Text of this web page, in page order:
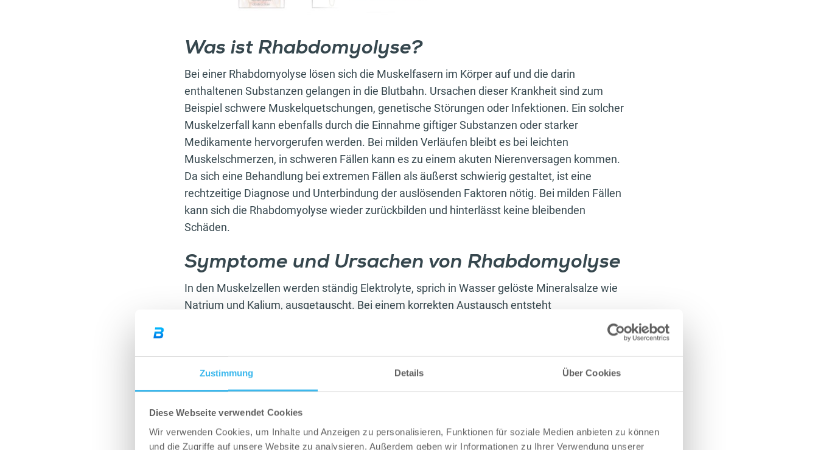
Zustimmung Details Über Cookies
Diese Webseite verwendet Cookies
Wir verwenden Cookies, um Inhalte und Anzeigen zu personalisieren, Funktionen für soziale Medien anbieten zu können
und die Zugriffe auf unsere Website zu analysieren. Außerdem geben wir Informationen zu Ihrer Verwendung unserer
Was ist Rhabdomyolyse?
Bei einer Rhabdomyolyse lösen sich die Muskelfasern im Körper auf und die darin
enthaltenen Substanzen gelangen in die Blutbahn. Ursachen dieser Krankheit sind zum
Beispiel schwere Muskelquetschungen, genetische Störungen oder Infektionen. Ein solcher
Muskelzerfall kann ebenfalls durch die Einnahme giftiger Substanzen oder starker
Medikamente hervorgerufen werden. Bei milden Verläufen bleibt es bei leichten
Muskelschmerzen, in schweren Fällen kann es zu einem akuten Nierenversagen kommen.
Da sich eine Behandlung bei extremen Fällen als äußerst schwierig gestaltet, ist eine
rechtzeitige Diagnose und Unterbindung der auslösenden Faktoren nötig. Bei milden Fällen
kann sich die Rhabdomyolyse wieder zurückbilden und hinterlässt keine bleibenden
Schäden.
Symptome und Ursachen von Rhabdomyolyse
In den Muskelzellen werden ständig Elektrolyte, sprich in Wasser gelöste Mineralsalze wie
Natrium und Kalium, ausgetauscht. Bei einem korrekten Austausch entsteht
Kaliumkonzentrationlöst eine Zerstörung der Muskelzellen aus. Aus den Muskelfasern
gelangen Kreatinkinase, Myoglobin und Elektrolyte in das Blut, wo sie schwere Krankheiten
verursachen können. Bei den Ursachen unterscheidet man zwischen traumatischen und
atraumatischen Auslösern. Traumatische Ursachen sind unter anderem Quetschungen,
Einnahme giftiger Stoffe, Medikamente oder Drogen sowie Stoffwechselstörungen oder